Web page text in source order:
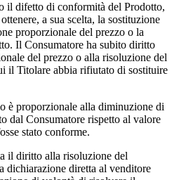
il difetto di conformità del Prodotto,
a sua scelta, la sostituzione
proporzionale del prezzo o la
Il Consumatore ha subito diritto
del prezzo o alla risoluzione del
il Titolare abbia rifiutato di sostituire
è proporzionale alla diminuzione di
dal Consumatore rispetto al valore
stato conforme.
il diritto alla risoluzione del
dichiarazione diretta al venditore